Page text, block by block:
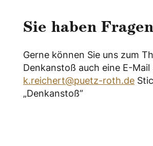
Sie haben
Gerne können Sie uns zum
Denkanstoß auch eine E-
k.reichert@puetz-roth.de
„Denkanstoß”